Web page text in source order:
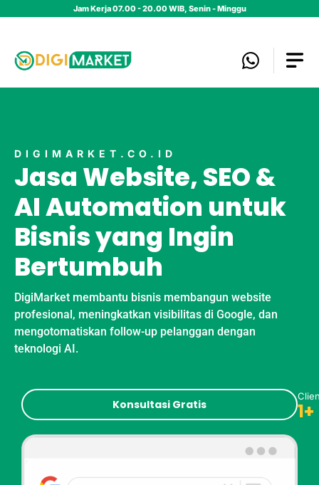
Jam Kerja 07.00 - 20.00 WIB, Senin - Minggu
DIGIMARKET.CO.ID
Jasa Website, SEO &
AI Automation untuk
Bisnis yang Ingin
Bertumbuh
DigiMarket membantu bisnis membangun website
profesional, meningkatkan visibilitas di Google, dan
mengotomatiskan follow-up pelanggan dengan
teknologi AI.
Konsultasi Gratis 1+